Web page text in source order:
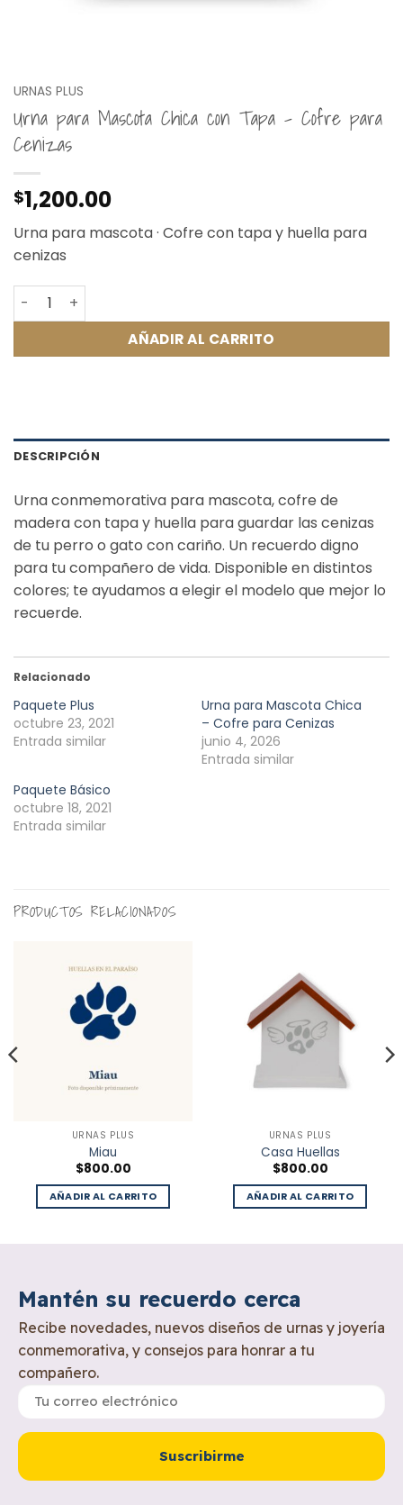
URNAS PLUS
Urna para Mascota Chica con Tapa – Cofre para
Cenizas
$1,200.00
Urna para mascota · Cofre con tapa y huella para
cenizas
Urna para Mascota Chica con Tapa - Cofre para
AÑADIR AL CARRITO
DESCRIPCIÓN
Urna conmemorativa para mascota, cofre de
madera con tapa y huella para guardar las cenizas
de tu perro o gato con cariño. Un recuerdo digno
para tu compañero de vida. Disponible en distintos
colores; te ayudamos a elegir el modelo que mejor lo
recuerde.
Relacionado
Paquete Plus
octubre 23, 2021
Entrada similar
Urna para Mascota Chica
– Cofre para Cenizas
junio 4, 2026
Entrada similar
Paquete Básico
octubre 18, 2021
Entrada similar
PRODUCTOS RELACIONADOS
URNAS PLUS
Miau
$800.00
AÑADIR AL CARRITO
URNAS PLUS
Casa Huellas
$800.00
AÑADIR AL CARRITO
Mantén su recuerdo cerca
Recibe novedades, nuevos diseños de urnas y joyería
conmemorativa, y consejos para honrar a tu
compañero.
Suscribirme